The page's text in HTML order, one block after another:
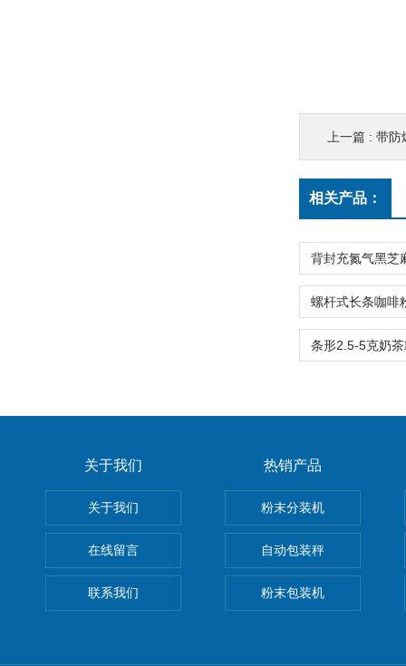
上一篇 : 带防
相关产品：
关于我们
关于我们
在线留言
联系我们
热销产品
粉末分装机
自动包装秤
粉末包装机